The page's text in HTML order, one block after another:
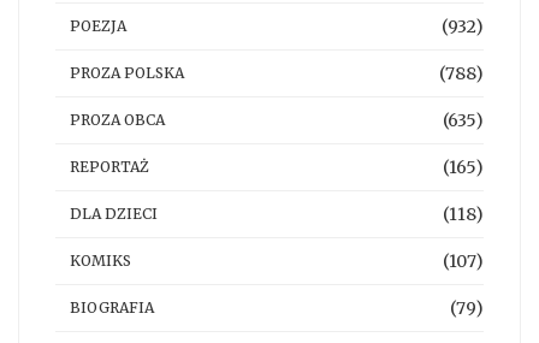
POEZJA (932)
PROZA POLSKA (788)
PROZA OBCA (635)
REPORTAŻ (165)
DLA DZIECI (118)
KOMIKS (107)
BIOGRAFIA (79)